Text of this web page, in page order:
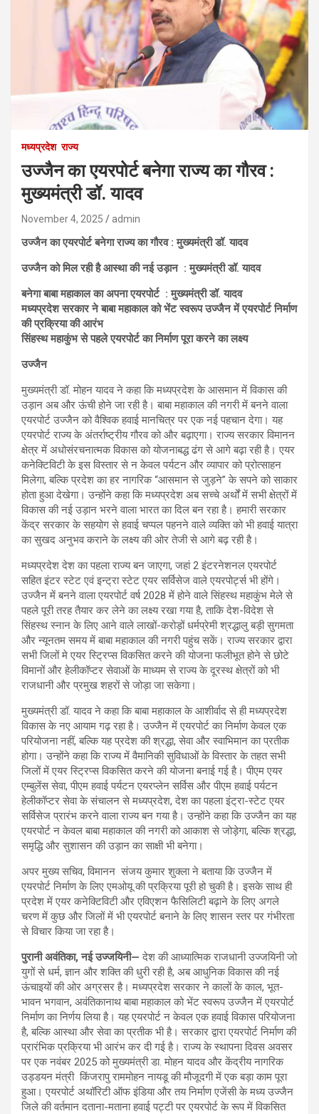
मध्यप्रदेश राज्य
उज्जैन का एयरपोर्ट बनेगा राज्य का गौरव :
मुख्यमंत्री डॉ. यादव
November 4, 2025 admin
उज्जैन का एयरपोर्ट बनेगा राज्य का गौरव : मुख्यमंत्री डॉ. यादव
उज्जैन को मिल रही है आस्था की नई उड़ान : मुख्यमंत्री डॉ. यादव
बनेगा बाबा महाकाल का अपना एयरपोर्ट : मुख्यमंत्री डॉ. यादव
मध्यप्रदेश सरकार ने बाबा महाकाल को भेंट स्वरूप उज्जैन में एयरपोर्ट निर्माण
की प्रक्रिया की आरंभ
सिंहस्थ महाकुंभ से पहले एयरपोर्ट का निर्माण पूरा करने का लक्ष्य
उज्जैन
मुख्यमंत्री डॉ. मोहन यादव ने कहा कि मध्यप्रदेश के आसमान में विकास की
उड़ान अब और ऊंची होने जा रही है। बाबा महाकाल की नगरी में बनने वाला
एयरपोर्ट उज्जैन को वैश्विक हवाई मानचित्र पर एक नई पहचान देगा। यह
एयरपोर्ट राज्य के अंतर्राष्ट्रीय गौरव को और बढ़ाएगा। राज्य सरकार विमानन
क्षेत्र में अधोसंरचनात्मक विकास को योजनाबद्ध ढंग से आगे बढ़ा रही है। एयर
कनेक्टिविटी के इस विस्तार से न केवल पर्यटन और व्यापार को प्रोत्साहन
मिलेगा, बल्कि प्रदेश का हर नागरिक “आसमान से जुड़ने” के सपने को साकार
होता हुआ देखेगा। उन्होंने कहा कि मध्यप्रदेश अब सच्चे अर्थों में सभी क्षेत्रों में
विकास की नई उड़ान भरने वाला भारत का दिल बन रहा है। हमारी सरकार
केंद्र सरकार के सहयोग से हवाई चप्पल पहनने वाले व्यक्ति को भी हवाई यात्रा
का सुखद अनुभव कराने के लक्ष्य की ओर तेजी से आगे बढ़ रही है।
मध्यप्रदेश देश का पहला राज्य बन जाएगा, जहां 2 इंटरनेशनल एयरपोर्ट
सहित इंटर स्टेट एवं इन्ट्रा स्टेट एयर सर्विसेज वाले एयरपोर्ट्स भी होंगे।
उज्जैन में बनने वाला एयरपोर्ट वर्ष 2028 में होने वाले सिंहस्थ महाकुंभ मेले से
पहले पूरी तरह तैयार कर लेने का लक्ष्य रखा गया है, ताकि देश-विदेश से
सिंहस्थ स्नान के लिए आने वाले लाखों-करोड़ों धर्मप्रेमी श्रद्धालु बड़ी सुगमता
और न्यूनतम समय में बाबा महाकाल की नगरी पहुंच सकें। राज्य सरकार द्वारा
सभी जिलों मे एयर स्ट्रिप्स विकसित करने की योजना फलीभूत होने से छोटे
विमानों और हेलीकॉप्टर सेवाओं के माध्यम से राज्य के दूरस्थ क्षेत्रों को भी
राजधानी और प्रमुख शहरों से जोड़ा जा सकेगा।
मुख्यमंत्री डॉ. यादव ने कहा कि बाबा महाकाल के आशीर्वाद से ही मध्यप्रदेश
विकास के नए आयाम गढ़ रहा है। उज्जैन में एयरपोर्ट का निर्माण केवल एक
परियोजना नहीं, बल्कि यह प्रदेश की श्रद्धा, सेवा और स्वाभिमान का प्रतीक
होगा। उन्होंने कहा कि राज्य में वैमानिकी सुविधाओं के विस्तार के तहत सभी
जिलों में एयर स्ट्रिप्स विकसित करने की योजना बनाई गई है। पीएम एयर
एम्बुलेंस सेवा, पीएम हवाई पर्यटन एयरप्लेन सर्विस और पीएम हवाई पर्यटन
हेलीकॉप्टर सेवा के संचालन से मध्यप्रदेश, देश का पहला इंट्रा-स्टेट एयर
सर्विसेज प्रारंभ करने वाला राज्य बन गया है। उन्होंने कहा कि उज्जैन का यह
एयरपोर्ट न केवल बाबा महाकाल की नगरी को आकाश से जोड़ेगा, बल्कि श्रद्धा,
समृद्धि और सुशासन की उड़ान का साक्षी भी बनेगा।
अपर मुख्य सचिव, विमानन संजय कुमार शुक्ला ने बताया कि उज्जैन में
एयरपोर्ट निर्माण के लिए एमओयू की प्रक्रिया पूरी हो चुकी है। इसके साथ ही
प्रदेश में एयर कनेक्टिविटी और एविएशन फैसिलिटी बढ़ाने के लिए अगले
चरण में कुछ और जिलों में भी एयरपोर्ट बनाने के लिए शासन स्तर पर गंभीरता
से विचार किया जा रहा है।
पुरानी अवंतिका, नई उज्जयिनी— देश की आध्यात्मिक राजधानी उज्जयिनी जो
युगों से धर्म, ज्ञान और शक्ति की धुरी रही है, अब आधुनिक विकास की नई
ऊंचाइयों की ओर अग्रसर है। मध्यप्रदेश सरकार ने कालों के काल, भूत-
भावन भगवान, अवंतिकानाथ बाबा महाकाल को भेंट स्वरूप उज्जैन में एयरपोर्ट
निर्माण का निर्णय लिया है। यह एयरपोर्ट न केवल एक हवाई विकास परियोजना
है, बल्कि आस्था और सेवा का प्रतीक भी है। सरकार द्वारा एयरपोर्ट निर्माण की
प्रारंभिक प्रक्रिया भी आरंभ कर दी गई है। राज्य के स्थापना दिवस अवसर
पर एक नवंबर 2025 को मुख्यमंत्री डा. मोहन यादव और केंद्रीय नागरिक
उड्डयन मंत्री किंजरापु राममोहन नायडू की मौजूदगी में एक बड़ा काम पूरा
हुआ। एयरपोर्ट अथॉरिटी ऑफ इंडिया और तय निर्माण एजेंसी के मध्य उज्जैन
जिले की वर्तमान दताना-मताना हवाई पट्टी पर एयरपोर्ट के रूप में विकसित